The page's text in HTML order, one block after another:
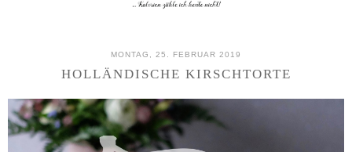
MONTAG, 25. FEBRUAR 2019
HOLLÄNDISCHE KIRSCHTORTE